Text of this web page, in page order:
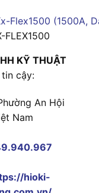
FLEX1500
KỸ THUẬT
cậy:
An Hội
Nam
hioki-